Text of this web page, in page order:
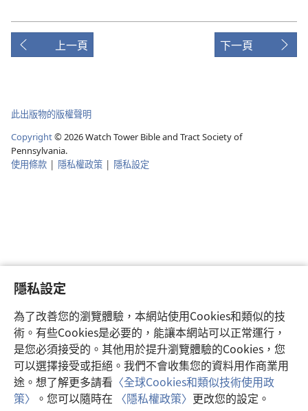
隱私設定
為了改善您的瀏覽體驗，本網站使用Cookies和類似的技
術。有些Cookies是必要的，能讓本網站可以正常運行，
是您必須接受的。其他用於提升瀏覽體驗的Cookies，您
可以選擇接受或拒絕。我們不會收集您的資料用作商業用
途。想了解更多請看 〈全球Cookies和類似技術使用政
策〉 。您可以隨時在 〈隱私權政策〉 更改您的設定。
上一頁 下一頁
此出版物的版權聲明
Copyright© 2026Watch Tower Bible and Tract Society of
Pennsylvania.
使用條款 | 隱私權政策 | 隱私設定